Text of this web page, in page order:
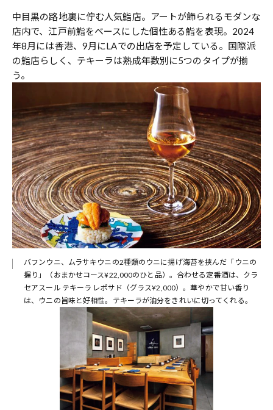
中目黒の路地裏に佇む人気鮨店。アートが飾られるモダンな
店内で、江戸前鮨をベースにした個性ある鮨を表現。2024
年8月には香港、9月にLAでの出店を予定している。国際派
の鮨店らしく、テキーラは熟成年数別に5つのタイプが揃
う。
バフンウニ、ムラサキウニの2種類のウニに揚げ海苔を挟んだ「ウニの
握り」（おまかせコース¥22,000のひと品）。合わせる定番酒は、クラ
セアスール テキーラ レポサド（グラス¥2,000）。華やかで甘い香り
は、ウニの旨味と好相性。テキーラが油分をきれいに切ってくれる。